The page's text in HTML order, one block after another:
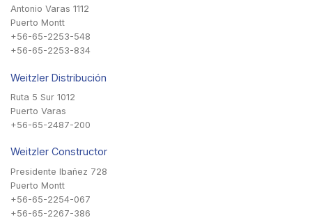
Antonio Varas 1112
Puerto Montt
+56-65-2253-548
+56-65-2253-834
Weitzler Distribución
Ruta 5 Sur 1012
Puerto Varas
+56-65-2487-200
Weitzler Constructor
Presidente Ibañez 728
Puerto Montt
+56-65-2254-067
+56-65-2267-386